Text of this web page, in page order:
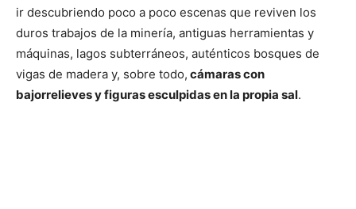
ir descubriendo poco a poco escenas que reviven los
duros trabajos de la minería, antiguas herramientas y
máquinas, lagos subterráneos, auténticos bosques de
vigas de madera y, sobre todo, cámaras con
bajorrelieves y figuras esculpidas en la propia sal.